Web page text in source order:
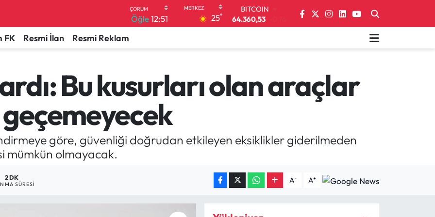
Öğle12:51 25°
DOLAR
47,7143
EURO
6574.81
1.44
BİST100
FK Resmi İlan Resmi Reklam
Bu kusurları olan araçlar
göre, güvenliği doğrudan etkileyen eksiklikler giderilmeden
mümkün olmayacak.
2 DK
SÜRESI A- A+